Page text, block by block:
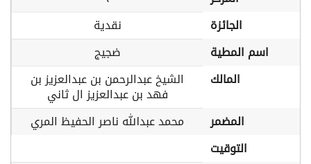
الجائزة
نقدية
اسم المطية
ضجيج
المالك
الشيخ عبدالرحمن بن عبدالعزيز بن
فهد بن عبدالعزيز ال ثاني
المضمر
محمد عبدالله ناصر الحفيظ المري
التوقيت